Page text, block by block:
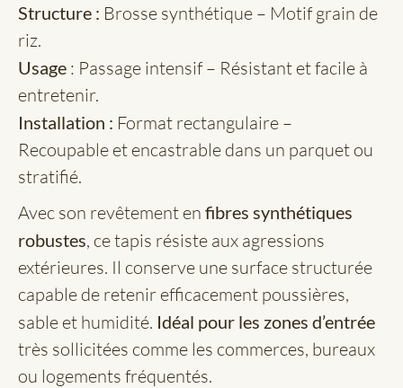
Structure : Brosse synthétique – Motif grain de
riz.
Usage : Passage intensif – Résistant et facile à
entretenir.
Installation : Format rectangulaire –
Recoupable et encastrable dans un parquet ou
stratifié.
Avec son revêtement en fibres synthétiques
robustes, ce tapis résiste aux agressions
extérieures. Il conserve une surface structurée
capable de retenir efficacement poussières,
sable et humidité. Idéal pour les zones d’entrée
très sollicitées comme les commerces, bureaux
ou logements fréquentés.